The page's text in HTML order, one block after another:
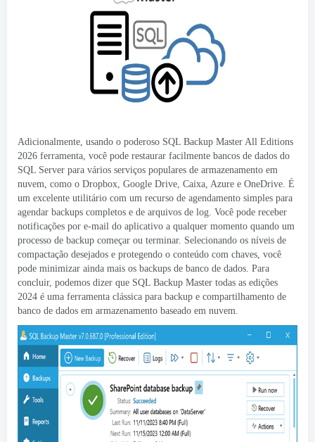
Adicionalmente, usando o poderoso SQL Backup Master All Editions
2026 ferramenta, você pode restaurar facilmente bancos de dados do
SQL Server para vários serviços populares de armazenamento em
nuvem, como o Dropbox, Google Drive, Caixa, Azure e OneDrive. É
um excelente utilitário com um recurso de agendamento simples para
agendar backups completos e de arquivos de log. Você pode receber
notificações por e-mail do aplicativo a qualquer momento quando um
processo de backup começar ou terminar. Selecionando os níveis de
compactação desejados e protegendo o conteúdo com chaves, você
pode minimizar ainda mais os backups de banco de dados. Para
concluir, podemos dizer que SQL Backup Master todas as edições
2024 é uma ferramenta clássica para backup e compartilhamento de
banco de dados em armazenamento baseado em nuvem.